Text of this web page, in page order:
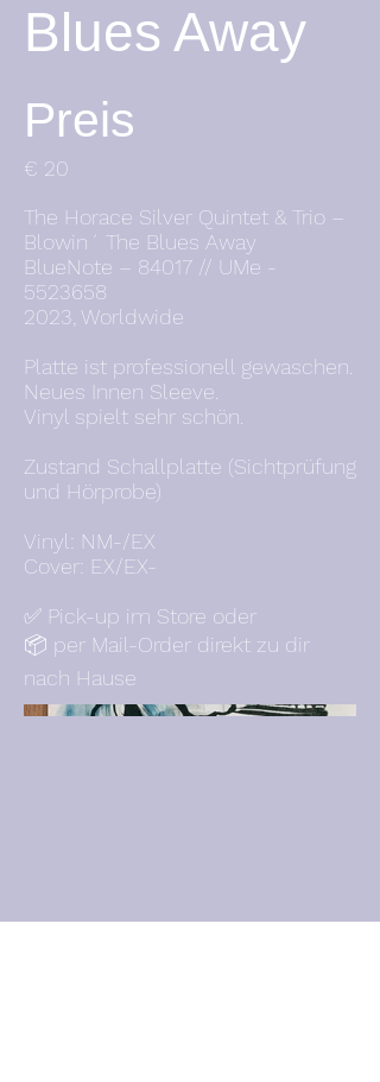
Blues Away
Preis
€ 20
The Horace Silver Quintet & Trio –
Blowin´ The Blues Away
BlueNote – 84017 // UMe -
5523658
2023, Worldwide
Platte ist professionell gewaschen.
Neues Innen Sleeve.
Vinyl spielt sehr schön.
Zustand Schallplatte (Sichtprüfung
und Hörprobe)
Vinyl: NM-/EX
Cover: EX/EX-
✅ Pick-up im Store oder
📦 per Mail-Order direkt zu dir
nach Hause